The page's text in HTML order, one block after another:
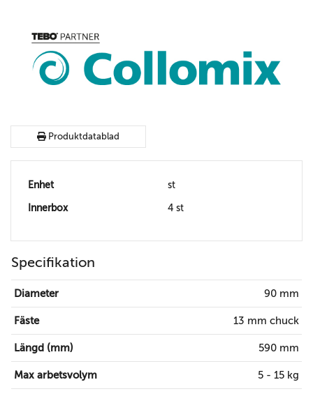
Produktdatablad
Enhet st
Innerbox 4 st
Specifikation
Diameter 90 mm
Fäste 13 mm chuck
Längd (mm) 590 mm
Max arbetsvolym 5 - 15 kg